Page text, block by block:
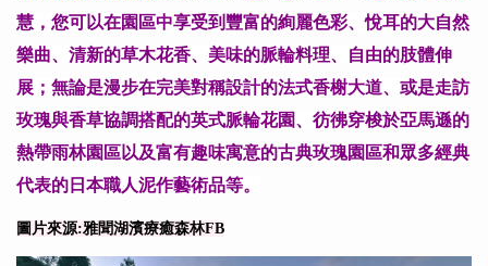
慧，您可以在園區中享受到豐富的絢麗色彩、悅耳的大自然
樂曲、清新的草木花香、美味的脈輪料理、自由的肢體伸
展；無論是漫步在完美對稱設計的法式香榭大道、或是走訪
玫瑰與香草協調搭配的英式脈輪花園、彷彿穿梭於亞馬遜的
熱帶雨林園區以及富有趣味寓意的古典玫瑰園區和眾多經典
代表的日本職人泥作藝術品等。
圖片來源:雅聞湖濱療癒森林FB